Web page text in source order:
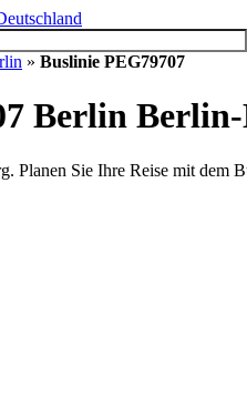
» Buslinie PEG79707
Berlin
Planen Sie Ihre Reise mit dem